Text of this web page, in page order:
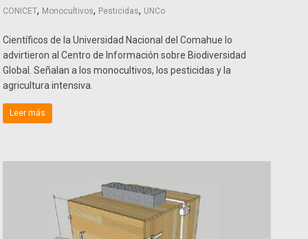
CONICET, Monocultivos, Pesticidas, UNCo
Científicos de la Universidad Nacional del Comahue lo
advirtieron al Centro de Información sobre Biodiversidad
Global. Señalan a los monocultivos, los pesticidas y la
agricultura intensiva.
Leer más